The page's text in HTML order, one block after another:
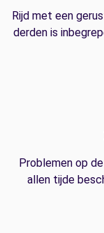
Rijd met een
derden is
Problemen op
allen tijde